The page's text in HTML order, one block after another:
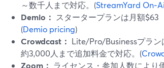
～数千人まで対応。(StreamYard
Demio： スタータープランは月額$63
(Demio pricing)
Crowdcast： Lite/Pro/Businessプラン
約3,000人まで追加料金で対応。(
Zoom： ライセンス・参加人数により